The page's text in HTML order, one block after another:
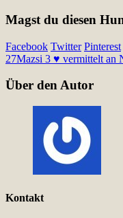
Magst du diesen
Facebook Twitter Pinterest
27Mazsi 3 ♥ vermittelt an
Über den Autor
Kontakt